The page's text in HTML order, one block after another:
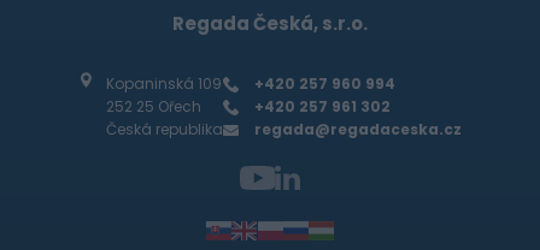
Regada Česká, s.r.o.
Kopaninská 109
252 25 Ořech
Česká republika
+420 257 960 994
+420 257 961 302
regada@regadaceska.cz